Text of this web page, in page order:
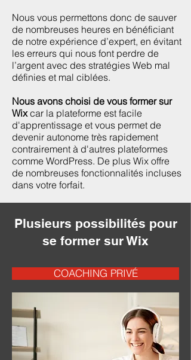
Nous vous permettons donc de sauver
de nombreuses heures en bénéficiant
de notre expérience d’expert, en évitant
les erreurs qui nous font perdre de
l’argent avec des stratégies Web mal
définies et mal ciblées.
Nous avons choisi de vous former sur
Wixcar la plateforme est facile
d'apprentissage et vous permet de
devenir autonome très rapidement
contrairement à d'autres plateformes
comme WordPress. De plus Wix offre
de nombreuses fonctionnalités incluses
dans votre forfait.
Plusieurs possibilités pour
se former sur Wix
COACHING PRIVÉ